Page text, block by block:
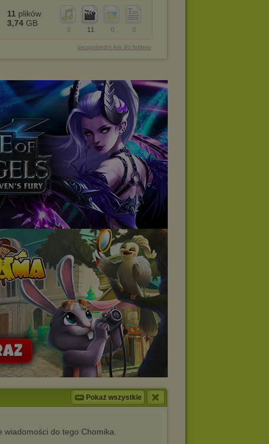
0
0
11
0
11 plików
3,74 GB
bezpośredni link do folderu
Pokaż wszystkie
do tego Chomika.